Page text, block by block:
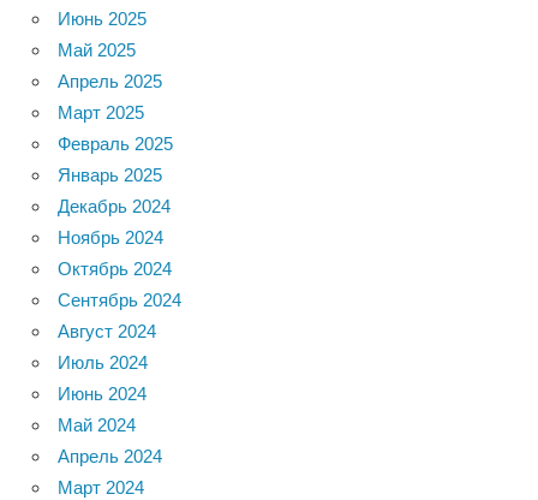
Июнь 2025
Май 2025
Апрель 2025
Март 2025
Февраль 2025
Январь 2025
Декабрь 2024
Ноябрь 2024
Октябрь 2024
Сентябрь 2024
Август 2024
Июль 2024
Июнь 2024
Май 2024
Апрель 2024
Март 2024